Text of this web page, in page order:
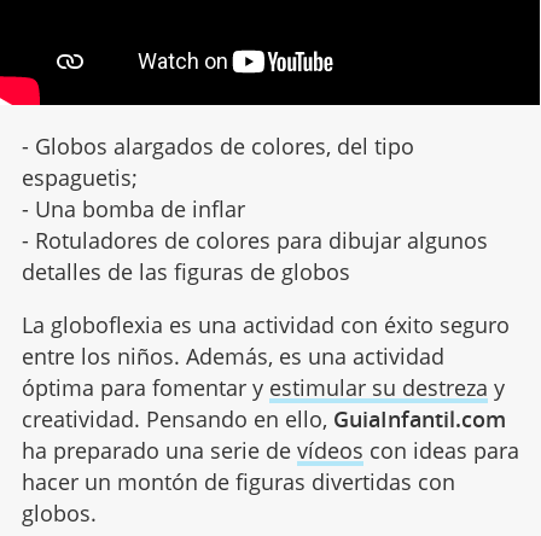
- Globos alargados de colores, del tipo
espaguetis;
- Una bomba de inflar
- Rotuladores de colores para dibujar algunos
detalles de las figuras de globos
La globoflexia es una actividad con éxito seguro
entre los niños. Además, es una actividad
óptima para fomentar y estimular su destreza y
creatividad. Pensando en ello, GuiaInfantil.com
ha preparado una serie de vídeos con ideas para
hacer un montón de figuras divertidas con
globos.